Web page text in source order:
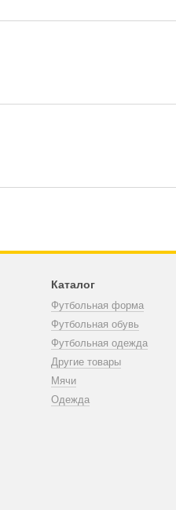
Каталог
Футбольная форма
Футбольная обувь
Футбольная одежда
Другие товары
Мячи
Одежда